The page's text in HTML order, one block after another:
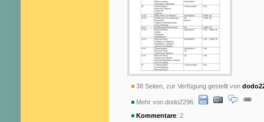
38 Seiten, zur Verfügung gestellt von
Mehr von dodo2296:
Kommentare: 2